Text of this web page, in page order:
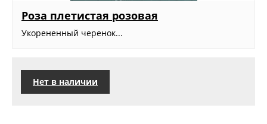
Роза плетистая розовая
Укорененный черенок...
Нет в наличии